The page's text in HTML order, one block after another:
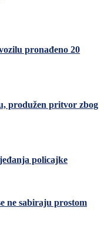
pronađeno 20
produžen pritvor zbog
policajke
ne sabiraju prostom